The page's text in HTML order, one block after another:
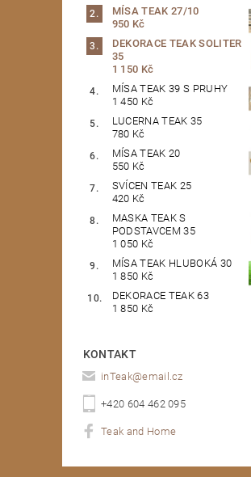
MÍSA TEAK 27/10
950 Kč
DEKORACE TEAK SOLITER
35
1 150 Kč
MÍSA TEAK 39 S PRUHY
1 450 Kč
LUCERNA TEAK 35
780 Kč
MÍSA TEAK 20
550 Kč
SVÍCEN TEAK 25
420 Kč
MASKA TEAK S
PODSTAVCEM 35
1 050 Kč
MÍSA TEAK HLUBOKÁ 30
1 850 Kč
DEKORACE TEAK 63
1 850 Kč
KONTAKT
inTeak@email.cz
+420 604 462 095
Teak and Home